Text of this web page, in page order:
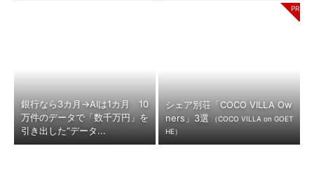
銀行なら3カ月→AIは1カ月 10
万件のデータで「数千万円」を
引き出した“データ...
シェア別荘「COCO VILLA Ow
ners」3選
（COCO VILLA on GOET
HE）